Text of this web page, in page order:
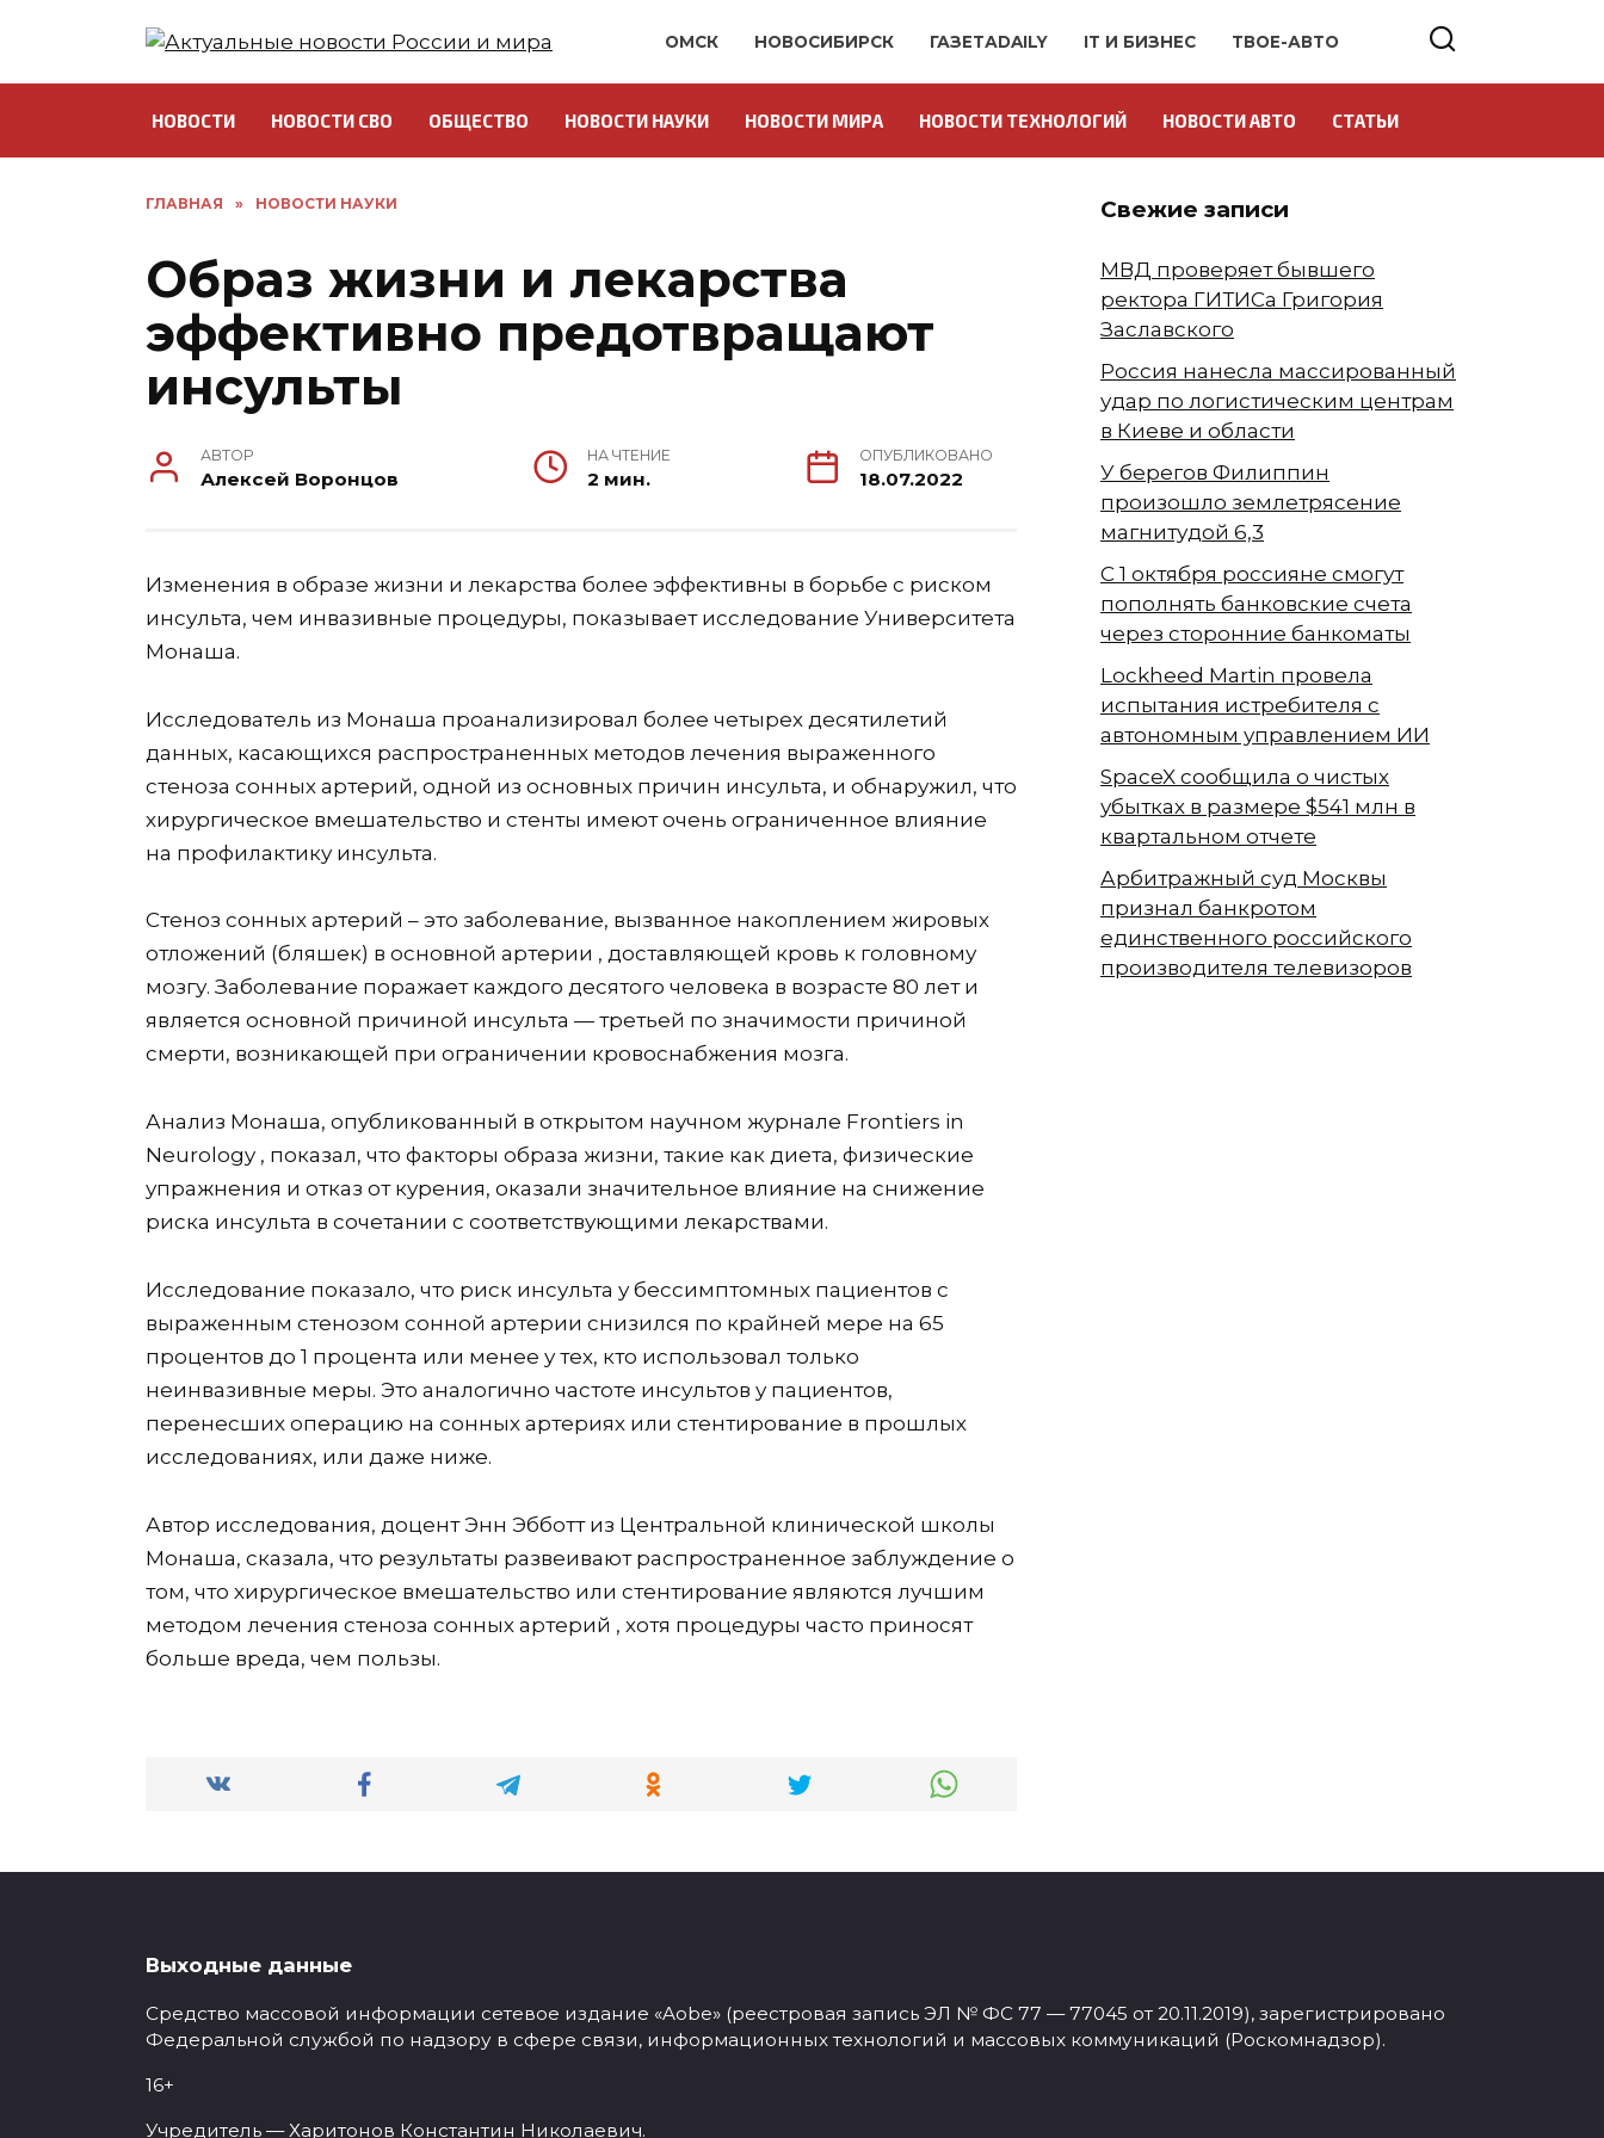
ОМСК НОВОСИБИРСК ГАЗЕТАDAILY IT И БИЗНЕС ТВОЕ-АВТО
НОВОСТИ НОВОСТИ СВО ОБЩЕСТВО НОВОСТИ НАУКИ НОВОСТИ МИРА НОВОСТИ ТЕХНОЛОГИЙ НОВОСТИ АВТО СТАТЬИ
ГЛАВНАЯ » НОВОСТИ НАУКИ
Образ жизни и лекарства
эффективно предотвращают
инсульты
АВТОР
Алексей Воронцов
НА ЧТЕНИЕ
2 мин.
ОПУБЛИКОВАНО
18.07.2022
Изменения в образе жизни и лекарства более эффективны в борьбе с риском
инсульта, чем инвазивные процедуры, показывает исследование Университета
Монаша.
Исследователь из Монаша проанализировал более четырех десятилетий
данных, касающихся распространенных методов лечения выраженного
стеноза сонных артерий, одной из основных причин инсульта, и обнаружил, что
хирургическое вмешательство и стенты имеют очень ограниченное влияние
на профилактику инсульта.
Стеноз сонных артерий – это заболевание, вызванное накоплением жировых
отложений (бляшек) в основной артерии , доставляющей кровь к головному
мозгу. Заболевание поражает каждого десятого человека в возрасте 80 лет и
является основной причиной инсульта — третьей по значимости причиной
смерти, возникающей при ограничении кровоснабжения мозга.
Анализ Монаша, опубликованный в открытом научном журнале Frontiers in
Neurology , показал, что факторы образа жизни, такие как диета, физические
упражнения и отказ от курения, оказали значительное влияние на снижение
риска инсульта в сочетании с соответствующими лекарствами.
Исследование показало, что риск инсульта у бессимптомных пациентов с
выраженным стенозом сонной артерии снизился по крайней мере на 65
процентов до 1 процента или менее у тех, кто использовал только
неинвазивные меры. Это аналогично частоте инсультов у пациентов,
перенесших операцию на сонных артериях или стентирование в прошлых
исследованиях, или даже ниже.
Автор исследования, доцент Энн Эбботт из Центральной клинической школы
Монаша, сказала, что результаты развеивают распространенное заблуждение о
том, что хирургическое вмешательство или стентирование являются лучшим
методом лечения стеноза сонных артерий , хотя процедуры часто приносят
больше вреда, чем пользы.
Свежие записи
МВД проверяет бывшего
ректора ГИТИСа Григория
Заславского
Россия нанесла массированный
удар по логистическим центрам
в Киеве и области
У берегов Филиппин
произошло землетрясение
магнитудой 6,3
С 1 октября россияне смогут
пополнять банковские счета
через сторонние банкоматы
Lockheed Martin провела
испытания истребителя с
автономным управлением ИИ
SpaceX сообщила о чистых
убытках в размере $541 млн в
квартальном отчете
Арбитражный суд Москвы
признал банкротом
единственного российского
производителя телевизоров
Выходные данные
Средство массовой информации сетевое издание «Aobe» (реестровая запись ЭЛ № ФС 77 — 77045 от 20.11.2019), зарегистрировано
Федеральной службой по надзору в сфере связи, информационных технологий и массовых коммуникаций (Роскомнадзор).
16+
Учредитель — Харитонов Константин Николаевич.